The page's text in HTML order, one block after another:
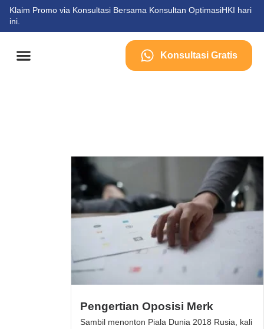
Klaim Promo via Konsultasi Bersama Konsultan OptimasiHKI hari
ini.
Konsultasi Gratis
Pengertian Oposisi Merk
Sambil menonton Piala Dunia 2018 Rusia, kali